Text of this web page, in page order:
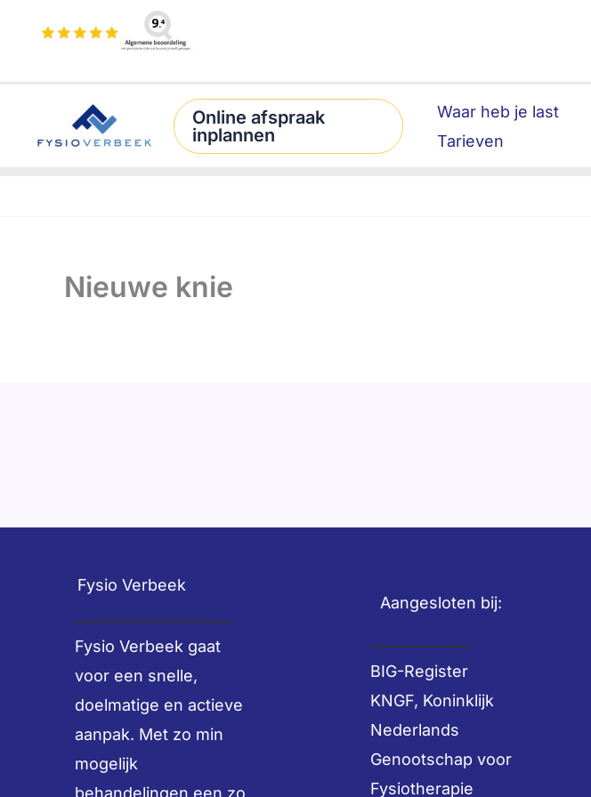
Online afspraak
inplannen
Waar heb je last
Tarieven
Nieuwe knie
Fysio Verbeek
Fysio Verbeek gaat
voor een snelle,
doelmatige en actieve
aanpak. Met zo min
mogelijk
behandelingen een zo
Aangesloten bij:
BIG-Register
KNGF, Koninklijk
Nederlands
Genootschap voor
Fysiotherapie